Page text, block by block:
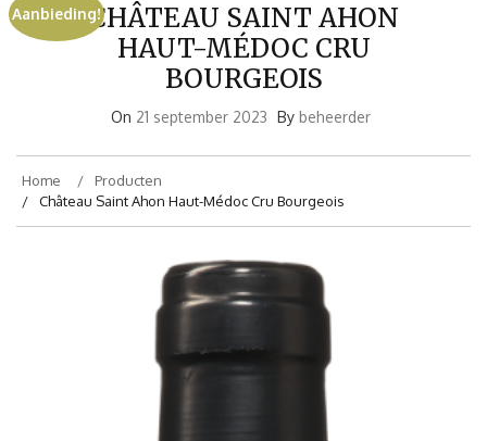
CHÂTEAU SAINT AHON
HAUT-MÉDOC CRU
BOURGEOIS
On 21 september 2023 By beheerder
Home
Producten
Château Saint Ahon Haut-Médoc Cru Bourgeois
Aanbieding!